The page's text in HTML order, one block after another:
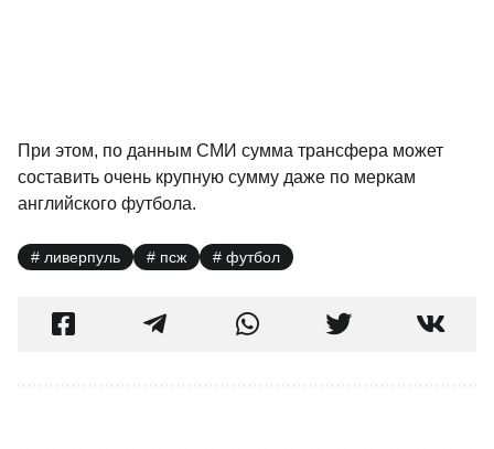
При этом, по данным СМИ сумма трансфера может
составить очень крупную сумму даже по меркам
английского футбола.
ливерпуль псж футбол